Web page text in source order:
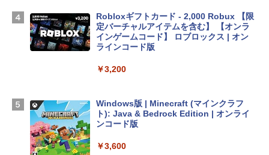
D - シルバー
￥261,414
【Amazon.co.jp限定】 HP ノートパソコ
￥129,800
FMV ノートパソコン WE1-K3 (MS 365 P
Robloxギフトカード - 2,000 Robux 【限
定バーチャルアイテムを含む】 【オンラ
インゲームコード】 ロブロックス | オン
ラインコード版
￥3,200
Windows版 | Minecraft (マインクラフ
ト): Java & Bedrock Edition | オンライ
ンコード版
￥3,600